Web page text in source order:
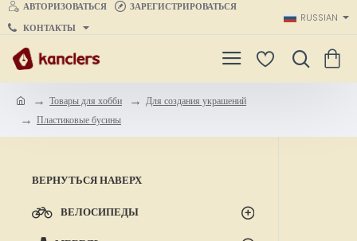
АВТОРИЗОВАТЬСЯ
ЗАРЕГИСТРИРОВАТЬСЯ
КОНТАКТЫ
RUSSIAN
m
Товары для хобби
Для создания украшений
Пластиковые бусины
ВЕРНУТЬСЯ НАВЕРХ
ВЕЛОСИПЕДЫ